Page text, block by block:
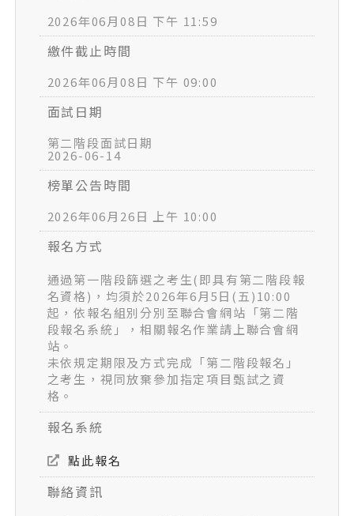
2026年06月08日 下午 11:59
繳件截止時間
2026年06月08日 下午 09:00
面試日期
第二階段面試日期
2026-06-14
榜單公告時間
2026年06月26日 上午 10:00
報名方式
通過第一階段篩選之考生(即具有第二階段報
名資格)，均須於2026年6月5日(五)10:00
起，依報名組別分別至聯合會網站「第二階
段報名系統」，相關報名作業請上聯合會網
站。
未依規定期限及方式完成「第二階段報名」
之考生，視同放棄參加指定項目甄試之資
格。
報名系統
點此報名
聯絡資訊